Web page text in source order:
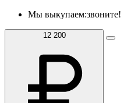
Мы выкупаем:звоните!
12 200